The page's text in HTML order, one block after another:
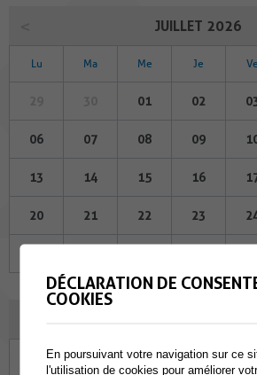
JUILLET 2026
Lu Ma Me Je Ve
01 02
06 07 08 09
13 14 15 16
20 21 22 23
Ma Me Je
DÉCLARATION DE
COOKIES
En poursuivant votre navigation sur ce
l'utilisation de cookies pour améliorer